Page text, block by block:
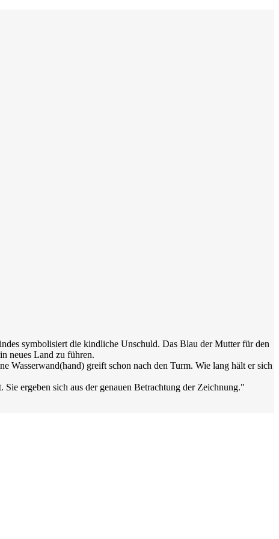
symbolisiert die kindliche Unschuld. Das Blau der Mutter für den
neues Land zu führen.
greift schon nach den Turm. Wie lang hält er sich
ergeben sich aus der genauen Betrachtung der Zeichnung."